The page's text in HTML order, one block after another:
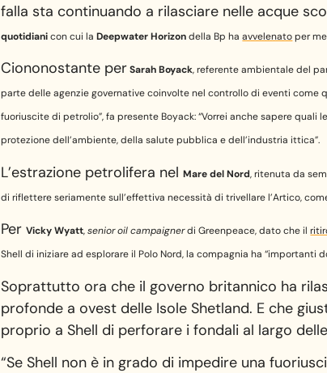
falla sta continuando a rilasciare nelle acque
quotidianicon cui laDeepwater Horizondella Bp haavvelenatoper
Ciononostante perSarah Boyack, referente ambientale del
parte delle agenzie governative coinvolte nel controllo di eventi come
fuoriuscite di petrolio”, fa presente Boyack: “Vorrei anche sapere
protezione dell’ambiente, della salute pubblica e dell’industria ittica”.
L’estrazione petrolifera nelMare del Nord, ritenuta da
di riflettere seriamente sull’effettiva necessità di trivellare l’Artico,
PerVicky Wyatt,senior oil campaignerdi Greenpeace, dato che il
Shell di iniziare ad esplorare il Polo Nord, la compagnia ha “importanti
Soprattutto ora che il governo britannico ha
profonde a ovest delle Isole Shetland. E che
proprio a Shell di perforare i fondali al largo
“Se Shell non è in grado di impedire una